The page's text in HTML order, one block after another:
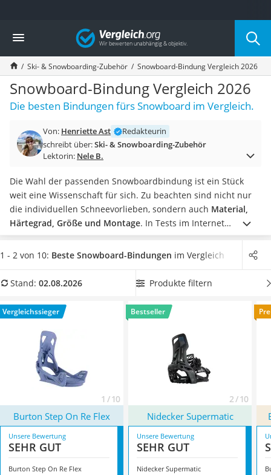
Die beliebtesten Vergleiche nach Kategorie
Freizeit & Sport
Gartentrampolin
Trampolin
Metalldetektor
Eufab-Fahrradträger
Trampolin 366 cm
Aluminium-Koffer
Futterboot
E-Bike-Dreirad
Trekkingschuhe Herren
Reisetasche mit Rollen
Klimmzugstation
Koffer
Nachtsichtgerät
Handgepäck-Koffer
Wanderschuhe Herren
Sicherheitsweste Reiten
Vergleich
Ski- & Snowboarding-Zubehör Snowboard-Bindung Vergleich 2026
Snowboard-Bindung Vergleich 2026
Die besten Bindungen fürs Snowboard im Vergleich.
Von: Henriette Ast
Redakteurin
schreibt über:Ski- & Snowboarding-Zubehör
Lektorin: Nele B.
Die Wahl der passenden Snowboardbindung ist ein Stück
weit eine Wissenschaft für sich. Zu beachten sind nicht nur
die individuellen Schneevorlieben, sondern auch Material,
Härtegrad, Größe und Montage. In Tests im Internet
überzeugen vor allem die Snowboardbindungen, die aus
leichtem Kunststoff sind, den Boot mitStrap-in-Riemen
Suchen Sie jetzt in unserer Vergleichstabelle die
passt. Überzeugt hat uns hier im August 2026 besonders das
ModellBurton Step On Re Flex* mit seinen Eigenschaften.
1 - 2 von 10: Beste Snowboard-Bindungen im Vergleich
Stand: 02.08.2026 Produkte filtern
Vergleichssieger
1 / 10
Bestseller
2 / 10
Burton Step On Re Flex Nidecker Supermatic
Unsere Bewertung
SEHR GUT
Burton Step On Re Flex
Unsere Bewertung
SEHR GUT
Nidecker Supermatic